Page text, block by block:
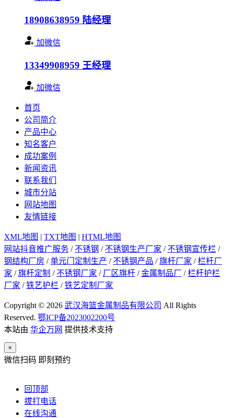
18908638959 陆经理
加微信
13349908959 王经理
加微信
首页
公司简介
产品中心
知名客户
成功案例
新闻资讯
联系我们
城市分站
网站地图
友情链接
XML地图 | TXT地图 | HTML地图
网站抖音推广服务 / 不锈钢 / 不锈钢生产厂家 / 不锈钢宣传栏 /
钢结构厂房 /单元门定制生产 / 不锈钢产品 /旗杆厂家 /栏杆厂
家 /旗杆定制 / 不锈钢厂家 / 厂区旗杆 /金属制品厂 /栏杆护栏
厂家 /铁艺护栏 /铁艺定制厂家
Copyright © 2026 武汉海篮金属制品有限公司 All Rights
Reserved. 鄂ICP备2023002200号
本站由 华企万网 提供技术支持
×
微信扫码 即刻预约
回顶部
拔打电话
在线沟通